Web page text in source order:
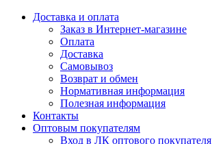
Доставка и оплата
Заказ в Интернет-магазине
Оплата
Доставка
Самовывоз
Возврат и обмен
Нормативная информация
Полезная информация
Контакты
Оптовым покупателям
Вход в ЛК оптового покупателя